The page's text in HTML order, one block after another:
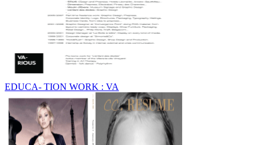
EDUCA- TION WORK : VA